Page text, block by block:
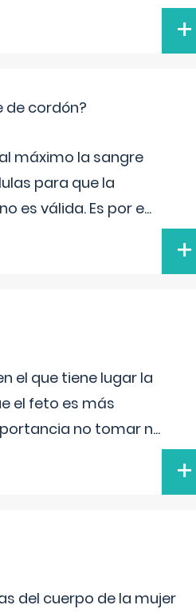
+
de cordón?
máximo la sangre
para que la
es válida. Es por e...
+
el que tiene lugar la
el feto es más
no tomar n...
+
del cuerpo de la mujer